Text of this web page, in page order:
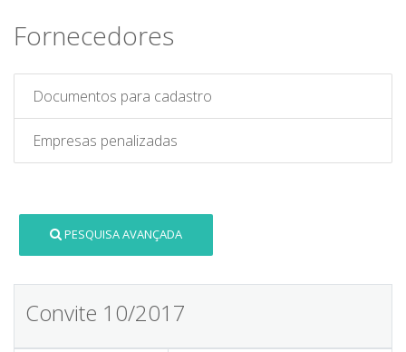
Fornecedores
Documentos para cadastro
Empresas penalizadas
PESQUISA AVANÇADA
Convite 10/2017